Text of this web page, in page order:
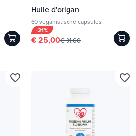
Huile d'origan
60 veganistische capsules
-21%
€ 25,00€ 31,60
favorite_border favorite_border